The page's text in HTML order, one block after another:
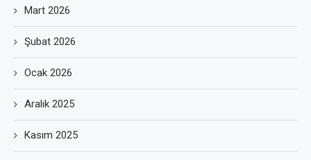
Mart 2026
Şubat 2026
Ocak 2026
Aralık 2025
Kasım 2025